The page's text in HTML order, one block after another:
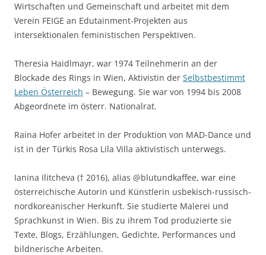
Wirtschaften und Gemeinschaft und arbeitet mit dem
Verein FEIGE an Edutainment-Projekten aus
intersektionalen feministischen Perspektiven.
Theresia Haidlmayr, war 1974 Teilnehmerin an der
Blockade des Rings in Wien, Aktivistin der Selbstbestimmt
Leben Österreich – Bewegung. Sie war von 1994 bis 2008
Abgeordnete im österr. Nationalrat.
Raina Hofer arbeitet in der Produktion von MAD-Dance und
ist in der Türkis Rosa Lila Villa aktivistisch unterwegs.
Ianina Ilitcheva († 2016), alias @blutundkaffee, war eine
österreichische Autorin und Künstlerin usbekisch-russisch-
nordkoreanischer Herkunft. Sie studierte Malerei und
Sprachkunst in Wien. Bis zu ihrem Tod produzierte sie
Texte, Blogs, Erzählungen, Gedichte, Performances und
bildnerische Arbeiten.